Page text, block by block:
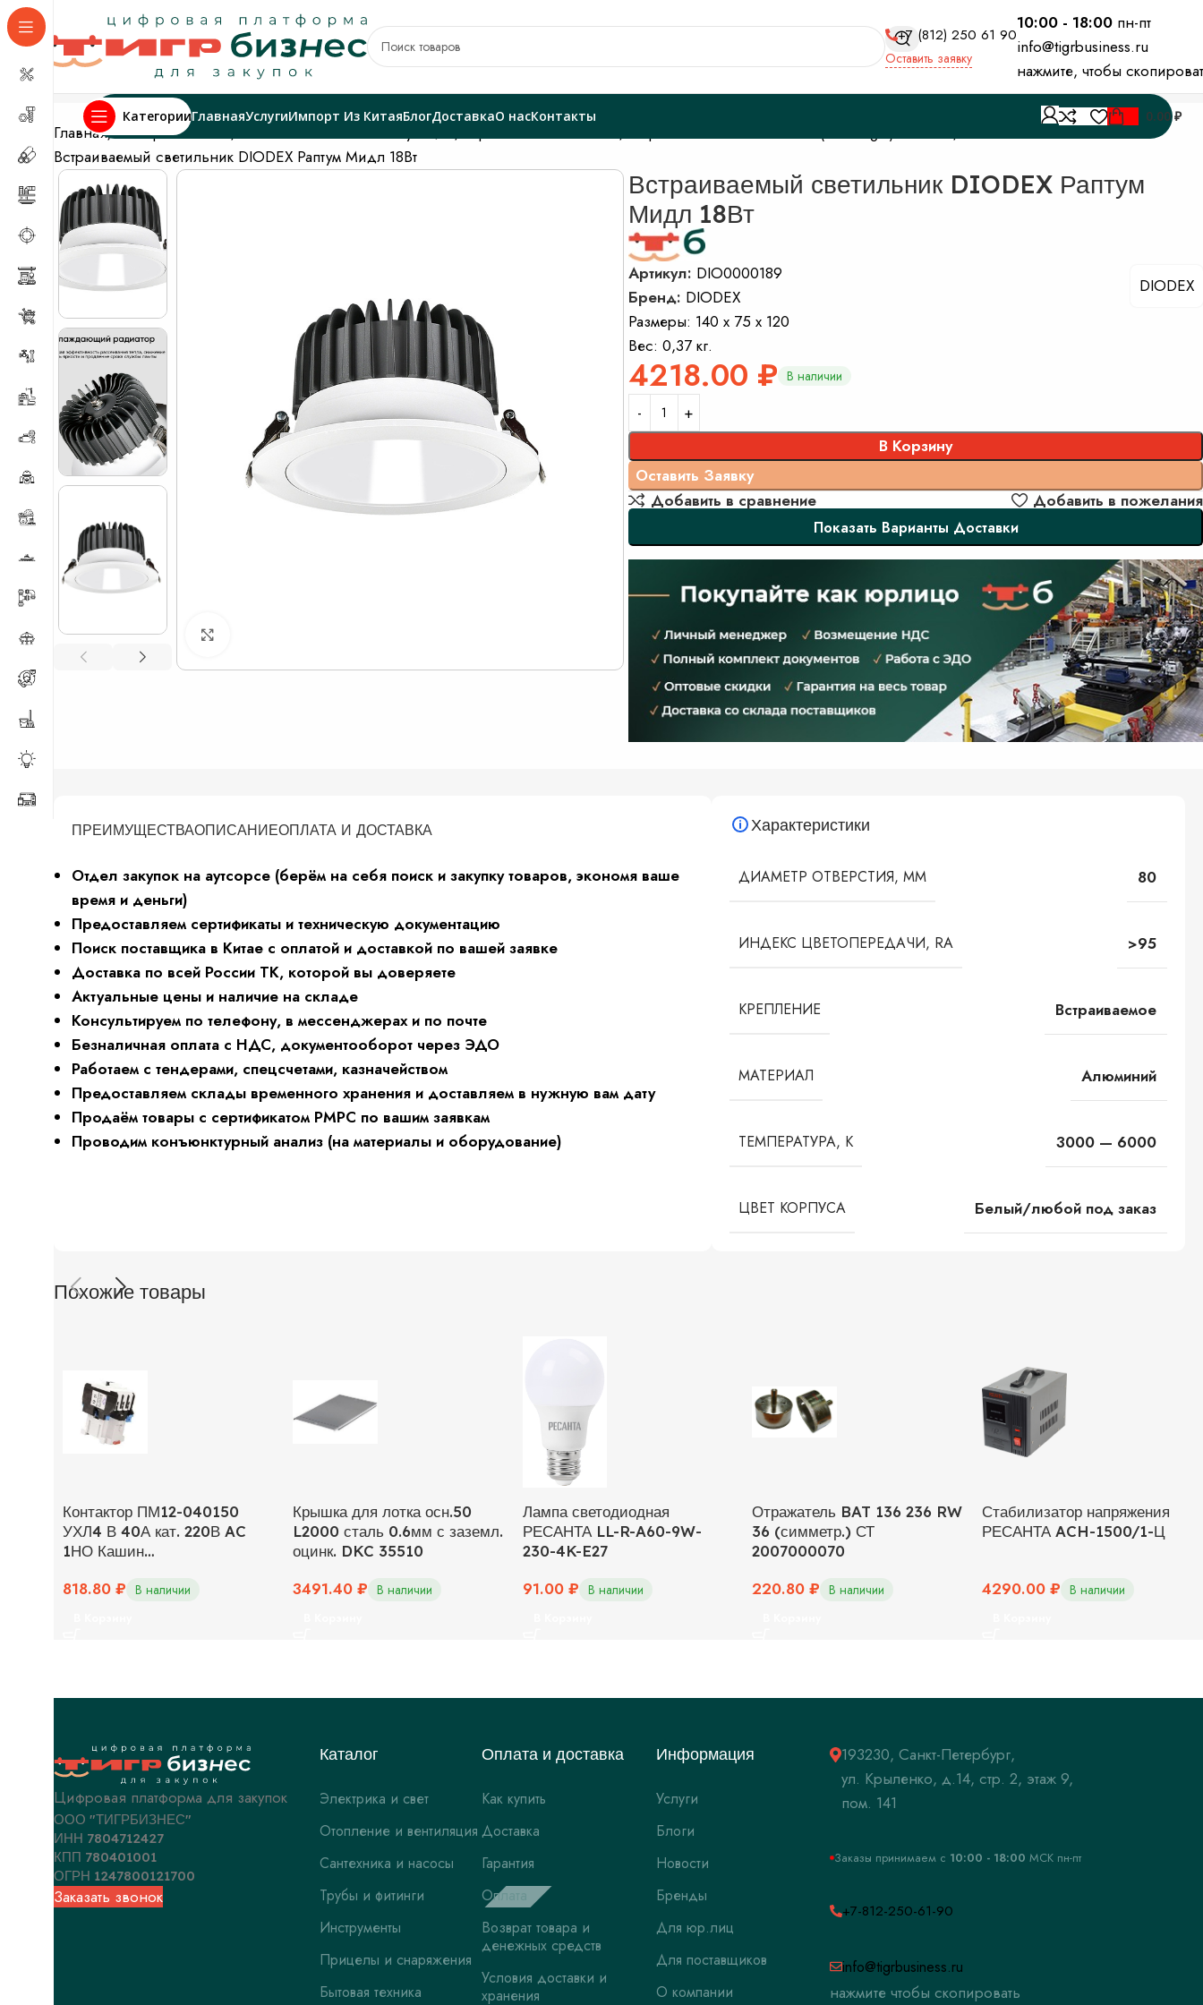
+7 (812) 250 61 90
Оставить заявку
10:00 - 18:00 пн-пт
info@tigrbusiness.ru
нажмите, чтобы
КатегорииГлавнаяУслугиИмпорт Из КитаяБлогДоставкаО насКонтакты 0.00₽
Главная Электрика и свет
Встраиваемый светильник DIODEX Раптум Мидл 18Вт
Встраиваемый светильник DIODEX Раптум
Мидл 18Вт
Артикул: DIO0000189
Бренд: DIODEX
DIODEX
Размеры: 140 x 75 x 120
Вес: 0,37 кг.
4218.00 ₽ В наличии
В Корзину
Добавить в сравнение
Добавить в пожелания
Показать Варианты Доставки
ПРЕИМУЩЕСТВАОПИСАНИЕОПЛАТА И ДОСТАВКА
Отдел закупок на аутсорсе (берём на себя поиск и закупку товаров, экономя ваше
время и деньги)
Предоставляем сертификаты и техническую документацию
Поиск поставщика в Китае с оплатой и доставкой по вашей заявке
Доставка по всей России ТК, которой вы доверяете
Актуальные цены и наличие на складе
Консультируем по телефону, в мессенджерах и по почте
Безналичная оплата с НДС, документооборот через ЭДО
Работаем с тендерами, спецсчетами, казначейством
Предоставляем склады временного хранения и доставляем в нужную вам дату
Продаём товары с сертификатом РМРС по вашим заявкам
Проводим конъюнктурный анализ (на материалы и оборудование)
Характеристики
ДИАМЕТР ОТВЕРСТИЯ, ММ 80
ИНДЕКС ЦВЕТОПЕРЕДАЧИ, RA >95
КРЕПЛЕНИЕ Встраиваемое
МАТЕРИАЛ Алюминий
ТЕМПЕРАТУРА, К 3000 — 6000
ЦВЕТ КОРПУСА Белый/любой под заказ
Похожие товары
Контактор ПМ12-040150
УХЛ4 В 40А кат. 220В AC
1НО Кашин
818.80 ₽ В наличии
Крышка для лотка осн.50
L2000 сталь 0.6мм с заземл.
оцинк. DKC 35510
3491.40 ₽ В наличии
Лампа светодиодная
РЕСАНТА LL-R-A60-9W-
230-4K-E27
91.00 ₽ В наличии
Отражатель BAT 136 236 RW
36 (симметр.) СТ
2007000070
220.80₽ В наличии
Стабилизатор напряжения
РЕСАНТА ACH-1500/1-Ц
4290.00₽ В наличии
Цифровая платформа для закупок
ООО "ТИГРБИЗНЕС"
ИНН 7804712427
КПП 780401001
ОГРН 1247800121700
Заказать звонок
Каталог
Электрика и свет
Отопление и вентиляция
Сантехника и насосы
Трубы и фитинги
Инструменты
Прицелы и снаряжения
Бытовая техника
Оплата и доставка
Как купить
Доставка
Гарантия
Оплата
Возврат товара и
денежных средств
Условия доставки и
хранения
Информация
Услуги
Блоги
Новости
Бренды
Для юр.лиц
Для поставщиков
О компании
193230, Санкт-Петербург,
ул. Крыленко, д.14, стр. 2, этаж 9,
пом. 141
Заказы принимаем c 10:00 - 18:00 МСК пн-пт
+7-812-250-61-90
info@tigrbusiness.ru
нажмите чтобы скопировать